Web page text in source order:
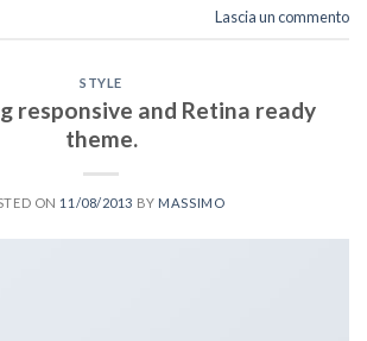
Lascia un commento
STYLE
responsive and Retina ready
theme.
ON 11/08/2013 BY MASSIMO